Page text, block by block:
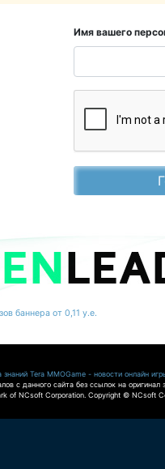
Имя вашего
баннера от 0,11 у.е.
знаний Tera MMOGame - новости онлайн
с данного сайта без ссылок на оригинал
of NCsoft Corporation. Copyright © NCsoft